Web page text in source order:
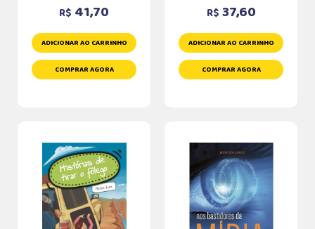
R$ 41,70
ADICIONAR AO CARRINHO
COMPRAR AGORA
R$ 37,60
ADICIONAR AO CARRINHO
COMPRAR AGORA